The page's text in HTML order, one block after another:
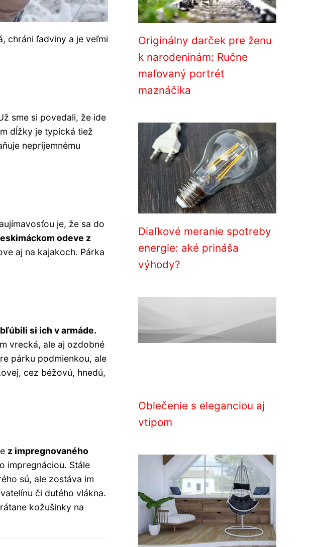
chráni ľadviny a je veľmi
sme si povedali, že ide
dĺžky je typická tiež
nepríjemnému
je, že sa do
odeve z
aj na kajakoch. Párka
si ich v armáde.
vrecká, ale aj ozdobné
párku podmienkou, ale
cez béžovú, hnedú,
z impregnovaného
impregnáciou. Stále
sú, ale zostáva im
či dutého vlákna.
kožušinky na
Originálny darček pre ženu
k narodeninám: Ručne
maľovaný portrét
maznáčika
Diaľkové meranie spotreby
energie: aké prináša
výhody?
Oblečenie s eleganciou aj
vtipom